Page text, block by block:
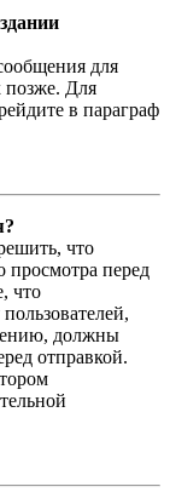
для
позже. Для
в параграф
что
просмотра перед
что
должны
отправкой.